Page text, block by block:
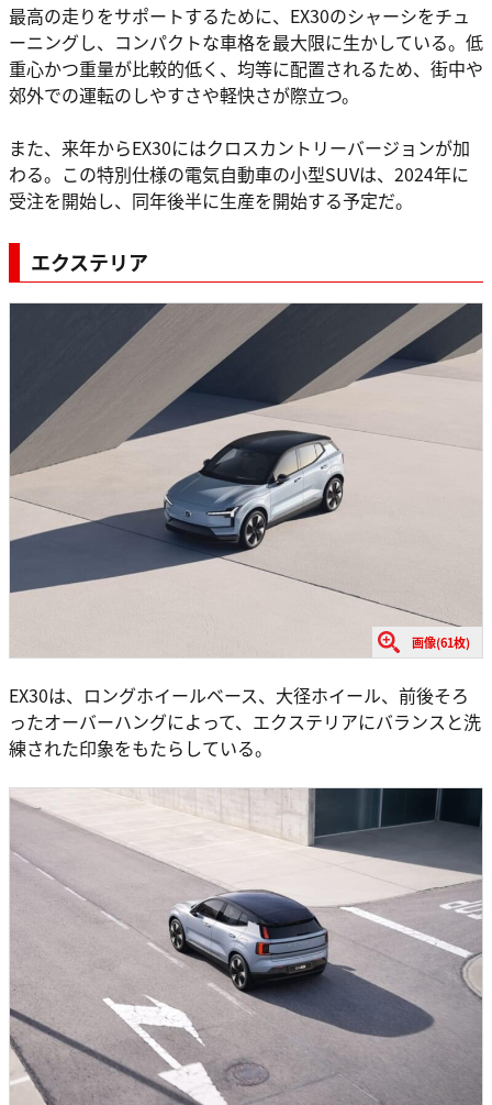
最高の走りをサポートするために、EX30のシャーシをチュ
ーニングし、コンパクトな車格を最大限に生かしている。低
重心かつ重量が比較的低く、均等に配置されるため、街中や
郊外での運転のしやすさや軽快さが際立つ。
また、来年からEX30にはクロスカントリーバージョンが加
わる。この特別仕様の電気自動車の小型SUVは、2024年に
受注を開始し、同年後半に生産を開始する予定だ。
エクステリア
画像(61枚)
EX30は、ロングホイールベース、大径ホイール、前後そろ
ったオーバーハングによって、エクステリアにバランスと洗
練された印象をもたらしている。